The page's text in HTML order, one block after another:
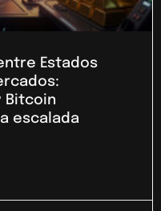
Estados
Bitcoin
escalada